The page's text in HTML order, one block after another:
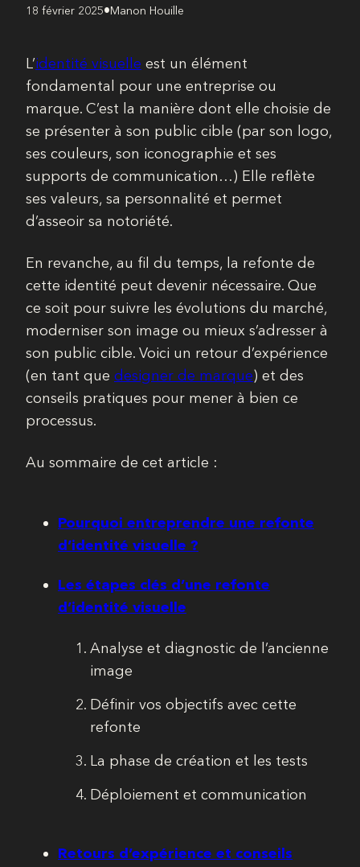
18 février 2025•Manon Houille
L’identité visuelle est un élément
fondamental pour une entreprise ou
marque. C’est la manière dont elle choisie de
se présenter à son public cible (par son logo,
ses couleurs, son iconographie et ses
supports de communication…) Elle reflète
ses valeurs, sa personnalité et permet
d’asseoir sa notoriété.
En revanche, au fil du temps, la refonte de
cette identité peut devenir nécessaire. Que
ce soit pour suivre les évolutions du marché,
moderniser son image ou mieux s’adresser à
son public cible. Voici un retour d’expérience
(en tant que designer de marque) et des
conseils pratiques pour mener à bien ce
processus.
Au sommaire de cet article :
Pourquoi entreprendre une refonte
d’identité visuelle ?
Les étapes clés d’une refonte
d’identité visuelle
Analyse et diagnostic de l’ancienne
image
Définir vos objectifs avec cette
refonte
La phase de création et les tests
Déploiement et communication
Retours d’expérience et conseils